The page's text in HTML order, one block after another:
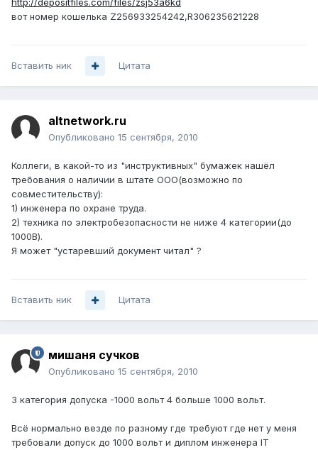
http://depositfiles.com/files/zsj53a6kd
вот номер кошелька Z256933254242,R306235621228
Вставить ник Цитата
altnetwork.ru
Опубликовано 15 сентября, 2010
Коллеги, в какой-то из "инструктивных" бумажек нашёл
требования о наличии в штате ООО(возможно по
совместительству):
1) инженера по охране труда.
2) техника по электробезопасности не ниже 4 категории(до
1000В).
Я может "устаревший документ читал" ?
Вставить ник Цитата
мишаня сучков
Опубликовано 15 сентября, 2010
3 категория допуска -1000 вольт 4 больше 1000 вольт.
Всё нормально везде по разному где требуют где нет у меня
требовали допуск до 1000 вольт и диплом инженера IT